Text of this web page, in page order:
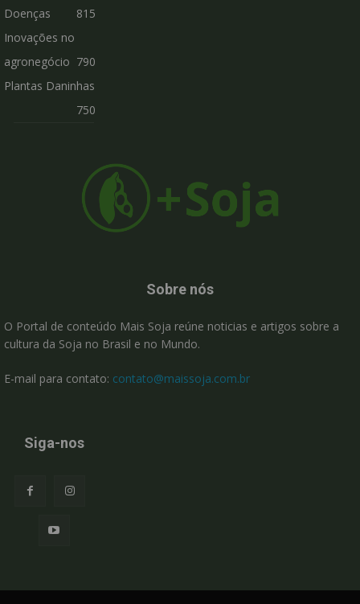
Doenças
815
Inovações no
agronegócio 790
Plantas Daninhas
750
Sobre nós
O Portal de conteúdo Mais Soja reúne noticias e artigos sobre a
cultura da Soja no Brasil e no Mundo.
E-mail para contato: contato@maissoja.com.br
Siga-nos